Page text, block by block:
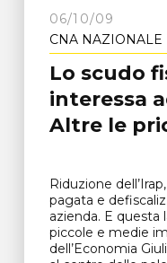
06/10/09
CNA NAZIONALE
Lo scudo
interessa
Altre le
Riduzione
pagata e
azienda. E questa
piccole e medie
dell’Economia